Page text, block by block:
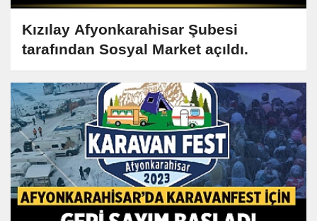
Kızılay Afyonkarahisar Şubesi
tarafından Sosyal Market açıldı.